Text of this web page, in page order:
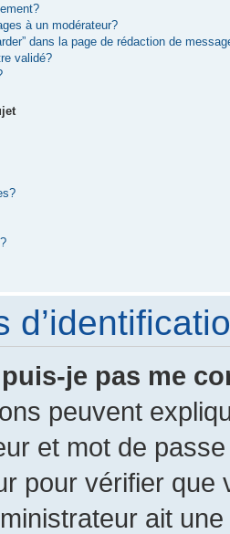
à un modérateur?
dans la page de rédaction de
validé?
je pas me
peuvent
et mot de
pour vérifier
ait